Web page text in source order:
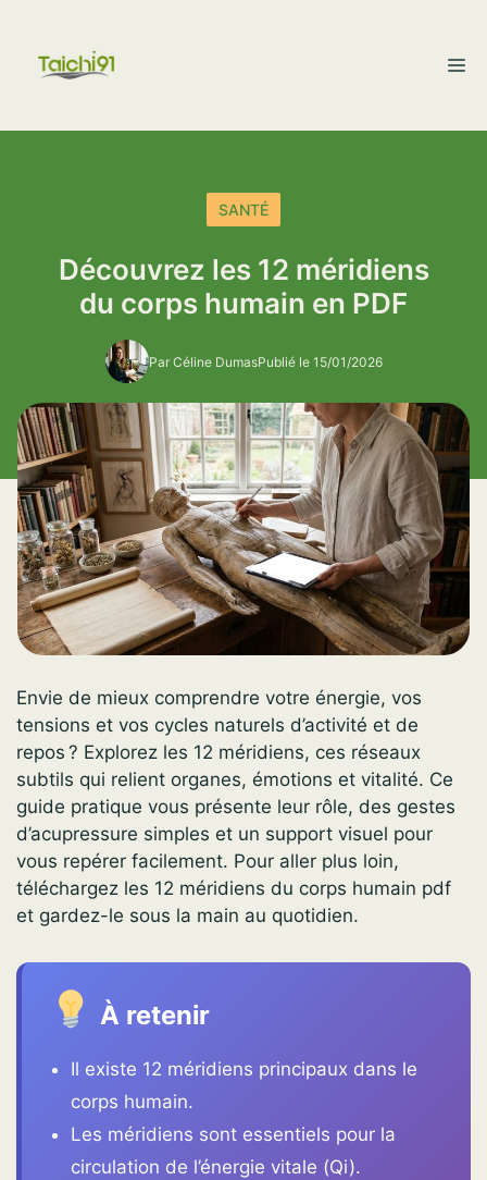
contenu
SANTÉ
Découvrez les 12 méridiens
du corps humain en PDF
Par Céline DumasPublié le 15/01/2026
Envie de mieux comprendre votre énergie, vos
tensions et vos cycles naturels d’activité et de
repos ? Explorez les 12 méridiens, ces réseaux
subtils qui relient organes, émotions et vitalité. Ce
guide pratique vous présente leur rôle, des gestes
d’acupressure simples et un support visuel pour
vous repérer facilement. Pour aller plus loin,
téléchargez les 12 méridiens du corps humain pdf
et gardez-le sous la main au quotidien.
À retenir
Il existe 12 méridiens principaux dans le
corps humain.
Les méridiens sont essentiels pour la
circulation de l’énergie vitale (Qi).